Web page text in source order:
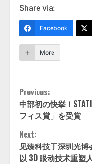
Share via:
Facebook
More
Continue
Reading
Previous:
中部初の快挙！
フィス賞」を受賞
Next:
见臻科技于深圳光博
以 3D 眼动技术重塑